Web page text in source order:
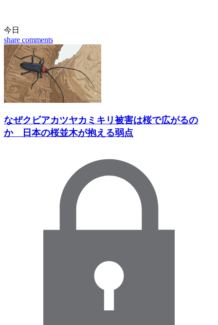
今日
share comments
なぜクビアカツヤカミキリ被害は桜で広がるの
か 日本の桜並木が抱える弱点